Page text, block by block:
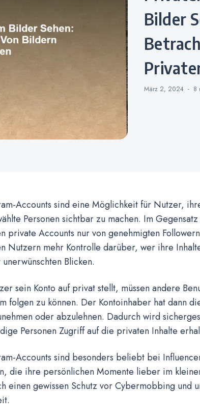
Bilder
März 2, 2024 8
Accounts sind eine Möglichkeit für Nutzer,
Personen sichtbar zu machen. Im
private Accounts nur von genehmigten
Nutzern mehr Kontrolle darüber, wer ihre
Blicken.
sein Konto auf privat stellt, müssen andere
folgen zu können. Der Kontoinhaber hat dann
oder abzulehnen. Dadurch wird
Personen Zugriff auf die privaten Inhalte
Accounts sind besonders beliebt bei
die ihre persönlichen Momente lieber im
einen gewissen Schutz vor Cybermobbing und